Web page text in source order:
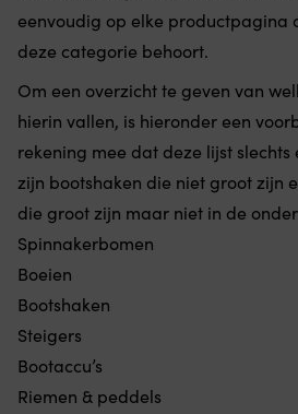
eenvoudig op elke productpagina
deze categorie behoort.
Om een overzicht te geven van
hierin vallen, is hieronder een
rekening mee dat deze lijst slechts
zijn bootshaken die niet groot zijn
die groot zijn maar niet in de
Spinnakerbomen
Boeien
Bootshaken
Steigers
Bootaccu’s
Riemen & peddels